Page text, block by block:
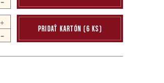
+
-
PRIDAŤ KARTÓN (6 KS)